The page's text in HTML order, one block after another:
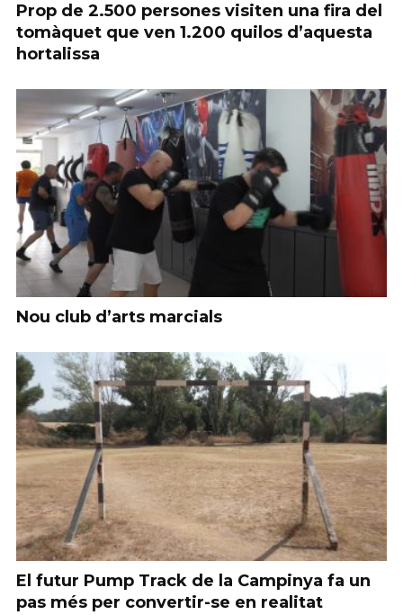
Prop de 2.500 persones visiten una fira del
tomàquet que ven 1.200 quilos d’aquesta
hortalissa
Nou club d’arts marcials
El futur Pump Track de la Campinya fa un
pas més per convertir-se en realitat